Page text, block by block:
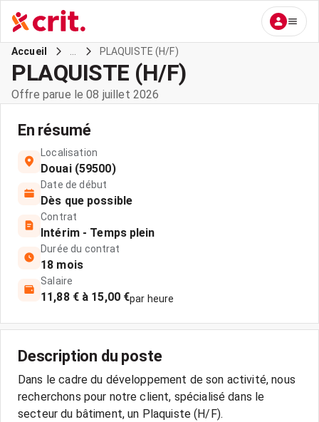
Accueil PLAQUISTE (H/F)
PLAQUISTE (H/F)
Offre parue le 08 juillet 2026
En résumé
Localisation
Douai (59500)
Date de début
Dès que possible
Contrat
Intérim - Temps plein
Durée du contrat
18 mois
Salaire
11,88 € à 15,00 €par heure
Description du poste
Dans le cadre du développement de son activité, nous
recherchons pour notre client, spécialisé dans le
secteur du bâtiment, un Plaquiste (H/F).